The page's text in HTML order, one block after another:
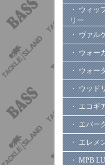
・ ウィッ
リー
・ ヴァル
・ ウォー
・ ウォー
・ ウッド
・ エコギ
・ エバー
・ エレメ
・ MPB